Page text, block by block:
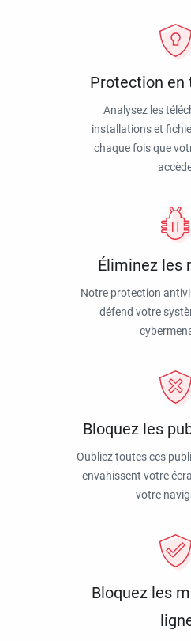
Protection en
Analysez les
installations et
chaque fois que
Éliminez les
Notre protection
défend votre
Bloquez les
Oubliez toutes ces
envahissent votre
votre
Bloquez les